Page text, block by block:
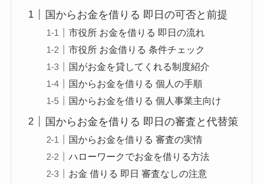
国からお金を借りる 即日の可否と前提
市役所 お金を借りる 即日の流れ
市役所 お金借りる 条件チェック
国がお金を貸してくれる制度紹介
国からお金を借りる 個人の手順
国からお金を借りる 個人事業主向け
国からお金を借りる 即日の審査と代替策
国からお金を借りる 審査の実情
ハローワークでお金を借りる方法
お金 借りる 即日 審査なしの注意